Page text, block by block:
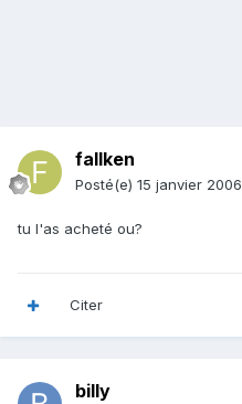
fallken
Posté(e) 15 janvier 2006
tu l'as acheté ou?
Citer
billy